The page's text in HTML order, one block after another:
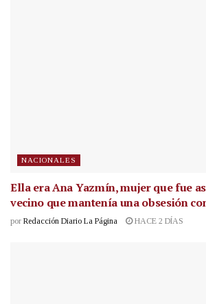
NACIONALES
Ella era Ana Yazmín, mujer que fue
vecino que mantenía una obsesión
por Redacción Diario La Página HACE 2 DÍAS